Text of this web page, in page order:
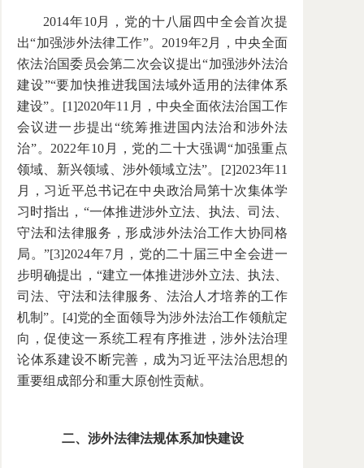
2014年10月，党的十八届四中全会首次提
出“加强涉外法律工作”。2019年2月，中央全面
依法治国委员会第二次会议提出“加强涉外法治
建设”“要加快推进我国法域外适用的法律体系
建设”。[1]2020年11月，中央全面依法治国工作
会议进一步提出“统筹推进国内法治和涉外法
治”。2022年10月，党的二十大强调“加强重点
领域、新兴领域、涉外领域立法”。[2]2023年11
月，习近平总书记在中央政治局第十次集体学
习时指出，“一体推进涉外立法、执法、司法、
守法和法律服务，形成涉外法治工作大协同格
局。”[3]2024年7月，党的二十届三中全会进一
步明确提出，“建立一体推进涉外立法、执法、
司法、守法和法律服务、法治人才培养的工作
机制”。[4]党的全面领导为涉外法治工作领航定
向，促使这一系统工程有序推进，涉外法治理
论体系建设不断完善，成为习近平法治思想的
重要组成部分和重大原创性贡献。
二、涉外法律法规体系加快建设